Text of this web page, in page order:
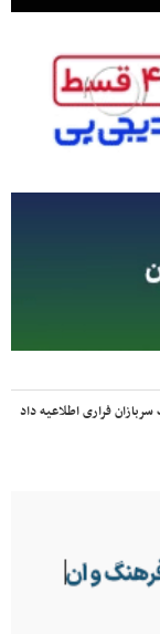
فراری اطلاعیه داد